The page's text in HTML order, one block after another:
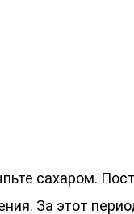
сахаром.
За этот